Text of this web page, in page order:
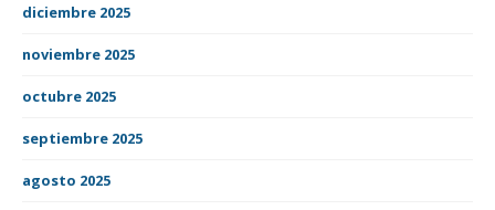
diciembre 2025
noviembre 2025
octubre 2025
septiembre 2025
agosto 2025